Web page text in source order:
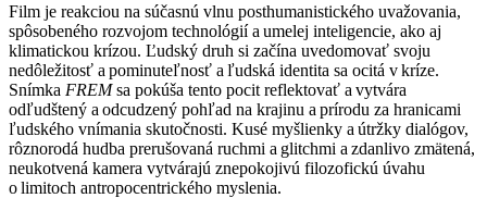
Film je reakciou na súčasnú vlnu posthumanistického uvažovania,
spôsobeného rozvojom technológií a umelej inteligencie, ako aj
klimatickou krízou. Ľudský druh si začína uvedomovať svoju
nedôležitosť a pominuteľnosť a ľudská identita sa ocitá v kríze.
Snímka FREMsa pokúša tento pocit reflektovať a vytvára
odľudštený a odcudzený pohľad na krajinu a prírodu za hranicami
ľudského vnímania skutočnosti. Kusé myšlienky a útržky dialógov,
rôznorodá hudba prerušovaná ruchmi a glitchmi a zdanlivo zmätená,
neukotvená kamera vytvárajú znepokojivú filozofickú úvahu
o limitoch antropocentrického myslenia.